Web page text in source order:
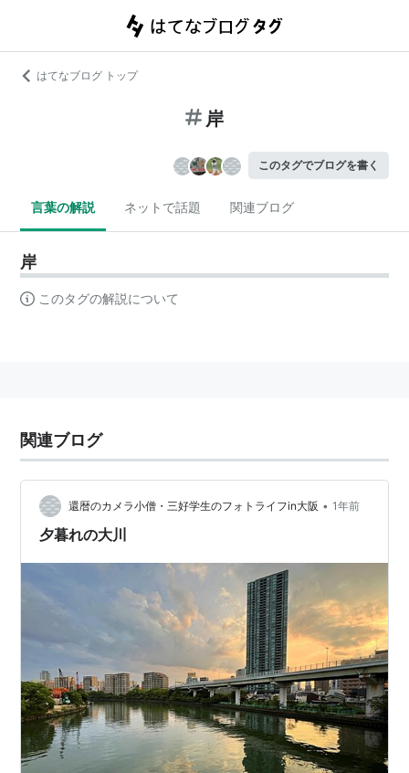
はてなブログ トップ
岸
このタグでブログを書く
言葉の解説 ネットで話題 関連ブログ
岸
このタグの解説について
関連ブログ
還暦のカメラ小僧・三好学生のフォトライフin大阪 • 1年前
夕暮れの大川